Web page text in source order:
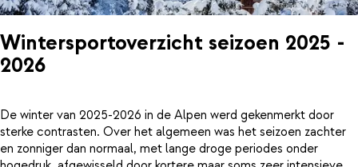
Wintersportoverzicht seizoen 2025 -
2026
De winter van 2025-2026 in de Alpen werd gekenmerkt door
sterke contrasten. Over het algemeen was het seizoen zachter
en zonniger dan normaal, met lange droge periodes onder